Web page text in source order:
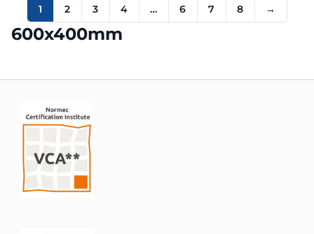
1 2 3 4 … 6 7 8 →
600x400mm